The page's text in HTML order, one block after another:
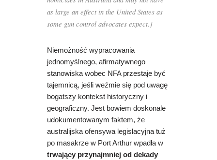
as large an effect in the United States as
some gun control advocates expect.]
Niemożność wypracowania
jednomyślnego, afirmatywnego
stanowiska wobec NFA przestaje być
tajemnicą, jeśli weźmie się pod uwagę
bogatszy kontekst historyczny i
geograficzny. Jest bowiem doskonale
udokumentowanym faktem, że
australijska ofensywa legislacyjna tuż
po masakrze w Port Arthur wpadła w
trwający przynajmniej od dekady